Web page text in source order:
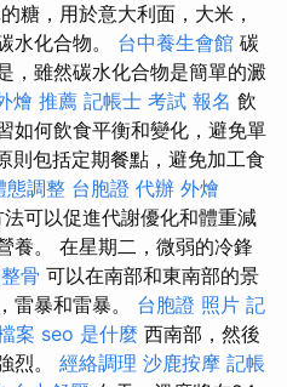
糖，用於意大利面，大米，
水化合物。 台中養生會館 碳
，雖然碳水化合物是簡單的澱
燴 推薦 記帳士 考試 報名 飲
如何飲食平衡和變化，避免單
則包括定期餐點，避免加工食
態調整 台胞證 代辦 外燴
可以促進代謝優化和體重減
養。 在星期二，微弱的冷鋒
骨 可以在南部和東南部的景
雷暴和雷暴。 台胞證 照片 記
案 seo 是什麼 西南部，然後
烈。 經絡調理 沙鹿按摩 記帳